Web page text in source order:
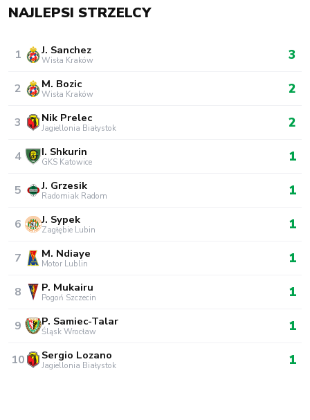
NAJLEPSI STRZELCY
1 J. Sanchez
Wisła Kraków 3
2 M. Bozic
Wisła Kraków 2
3 Nik Prelec
Jagiellonia Białystok 2
4 I. Shkurin
GKS Katowice 1
5 J. Grzesik
Radomiak Radom 1
6 J. Sypek
Zagłębie Lubin 1
7 M. Ndiaye
Motor Lublin 1
8 P. Mukairu
Pogoń Szczecin 1
9 P. Samiec-Talar
Śląsk Wrocław 1
10 Sergio Lozano
Jagiellonia Białystok 1